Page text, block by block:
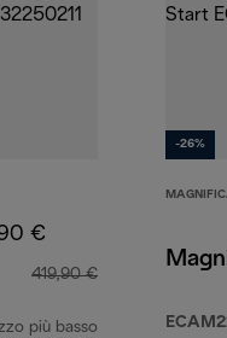
€
419,90 €
più basso
-26%